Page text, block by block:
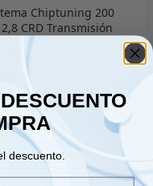
Chiptuning 200
2,8 CRD Transmisión
Añadir al carrito
descuento.